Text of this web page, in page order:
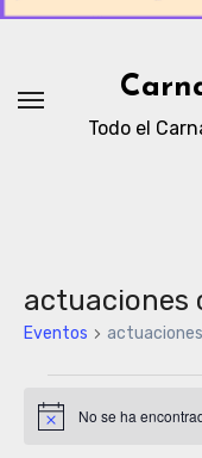
Todo el
actuaciones
Eventos
Eventos
Aviso No se ha